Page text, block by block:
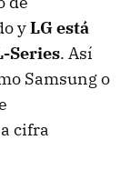
yLG está
Series. Así
Samsung o
cifra